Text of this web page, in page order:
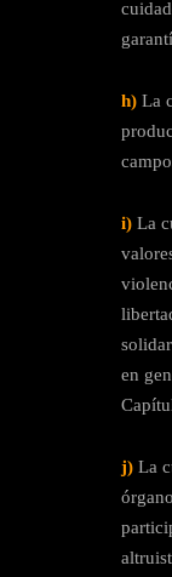
h) La
i) La
en
j) La